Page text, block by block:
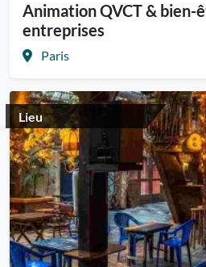
Animation QVCT & bien-
entreprises
Paris
Lieu